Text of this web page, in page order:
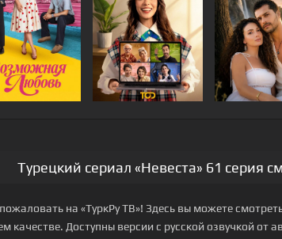
Турецкий сериал «Невеста» 61 серия
на «ТуркРу ТВ»! Здесь вы можете
качестве. Доступны версии с русской озвучкой от